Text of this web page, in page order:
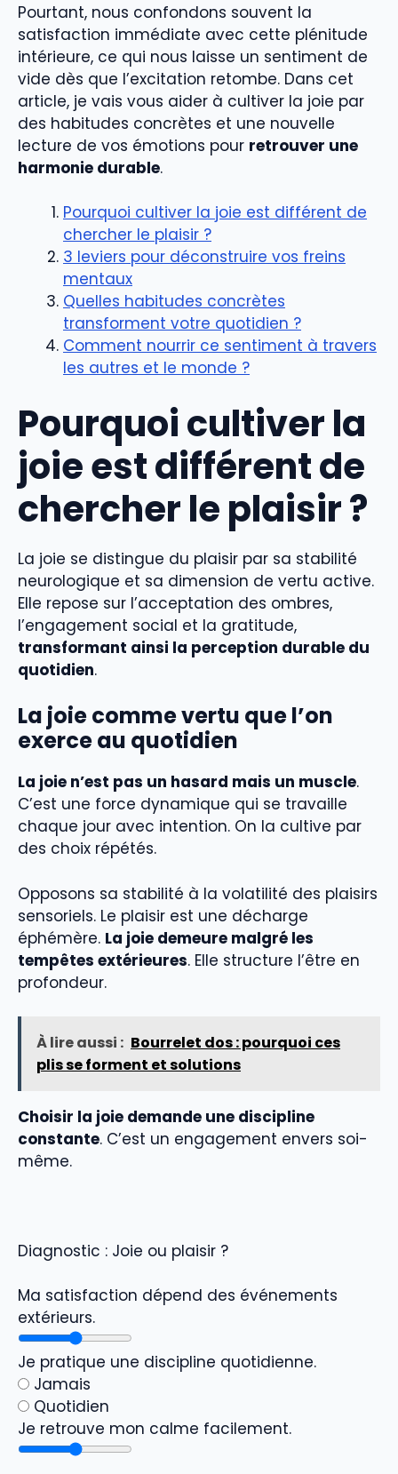
Pourtant, nous confondons souvent la
satisfaction immédiate avec cette plénitude
intérieure, ce qui nous laisse un sentiment de
vide dès que l’excitation retombe. Dans cet
article, je vais vous aider à cultiver la joie par
des habitudes concrètes et une nouvelle
lecture de vos émotions pour retrouver une
harmonie durable.
Pourquoi cultiver la joie est différent de
chercher le plaisir ?
3 leviers pour déconstruire vos freins
mentaux
Quelles habitudes concrètes
transforment votre quotidien ?
Comment nourrir ce sentiment à travers
les autres et le monde ?
Pourquoi cultiver la
joie est différent de
chercher le plaisir ?
La joie se distingue du plaisir par sa stabilité
neurologique et sa dimension de vertu active.
Elle repose sur l’acceptation des ombres,
l’engagement social et la gratitude,
transformant ainsi la perception durable du
quotidien.
La joie comme vertu que l’on
exerce au quotidien
La joie n’est pas un hasard mais un muscle.
C’est une force dynamique qui se travaille
chaque jour avec intention. On la cultive par
des choix répétés.
Opposons sa stabilité à la volatilité des plaisirs
sensoriels. Le plaisir est une décharge
éphémère. La joie demeure malgré les
tempêtes extérieures. Elle structure l’être en
profondeur.
À lire aussi : Bourrelet dos : pourquoi ces
plis se forment et solutions
Choisir la joie demande une discipline
constante. C’est un engagement envers soi-
même.
Diagnostic : Joie ou plaisir ?
Ma satisfaction dépend des événements
extérieurs.
Je pratique une discipline quotidienne.
Jamais
Quotidien
Je retrouve mon calme facilement.